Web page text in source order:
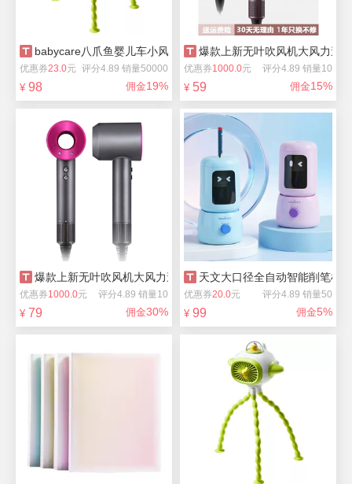
babycare八爪鱼婴儿车小风扇便携USB充电
优惠券23.0元 评分4.89 销量50000
¥ 98 佣金19%
爆款上新无叶吹风机大风力速
优惠券1000.0元 评分4.89 销量10
¥ 59 佣金15%
爆款上新无叶吹风机大风力速干护发
优惠券1000.0元 评分4.89 销量10
¥ 79 佣金30%
天文大口径全自动智能削笔机
优惠券20.0元 评分4.89 销量50
¥ 99 佣金5%